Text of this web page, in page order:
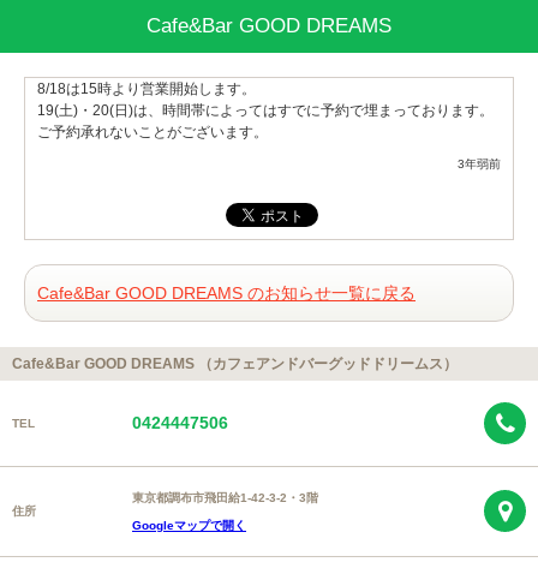
Cafe&Bar GOOD DREAMS
8/18は15時より営業開始します。
19(土)・20(日)は、時間帯によってはすでに予約で埋まっております。
ご予約承れないことがございます。
3年弱前
Cafe&Bar GOOD DREAMS のお知らせ一覧に戻る
Cafe&Bar GOOD DREAMS （カフェアンドバーグッドドリームス）
TEL 0424447506
住所
東京都調布市飛田給1-42-3-2・3階
Googleマップで開く